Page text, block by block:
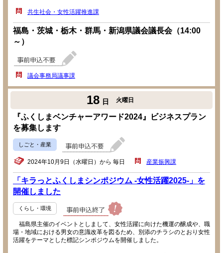
共生社会・女性活躍推進課
福島・茨城・栃木・群馬・新潟県議会議長会（14:00
～）
議会事務局議事課
18 日 火曜日
『ふくしまベンチャーアワード2024』ビジネスプラン
を募集します
しごと・産業
2024年10月9日（水曜日）から 毎日 産業振興課
「キラっとふくしまシンポジウム -女性活躍2025-」を
開催しました
くらし・環境
福島県主催のイベントとしまして、女性活躍に向けた機運の醸成や、職
場・地域における男女の意識改革を図るため、別添のチラシのとおり女性
活躍をテーマとした標記シンポジウムを開催しました。